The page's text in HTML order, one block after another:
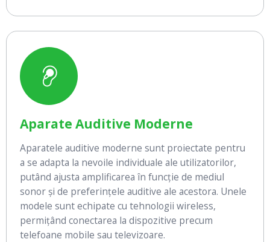
Aparate Auditive Moderne
Aparatele auditive moderne sunt proiectate pentru
a se adapta la nevoile individuale ale utilizatorilor,
putând ajusta amplificarea în funcție de mediul
sonor și de preferințele auditive ale acestora. Unele
modele sunt echipate cu tehnologii wireless,
permițând conectarea la dispozitive precum
telefoane mobile sau televizoare.